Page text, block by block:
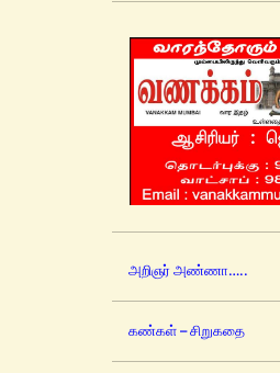
அறிஞர் அண்ணா…..
கண்கள் – சிறுகதை